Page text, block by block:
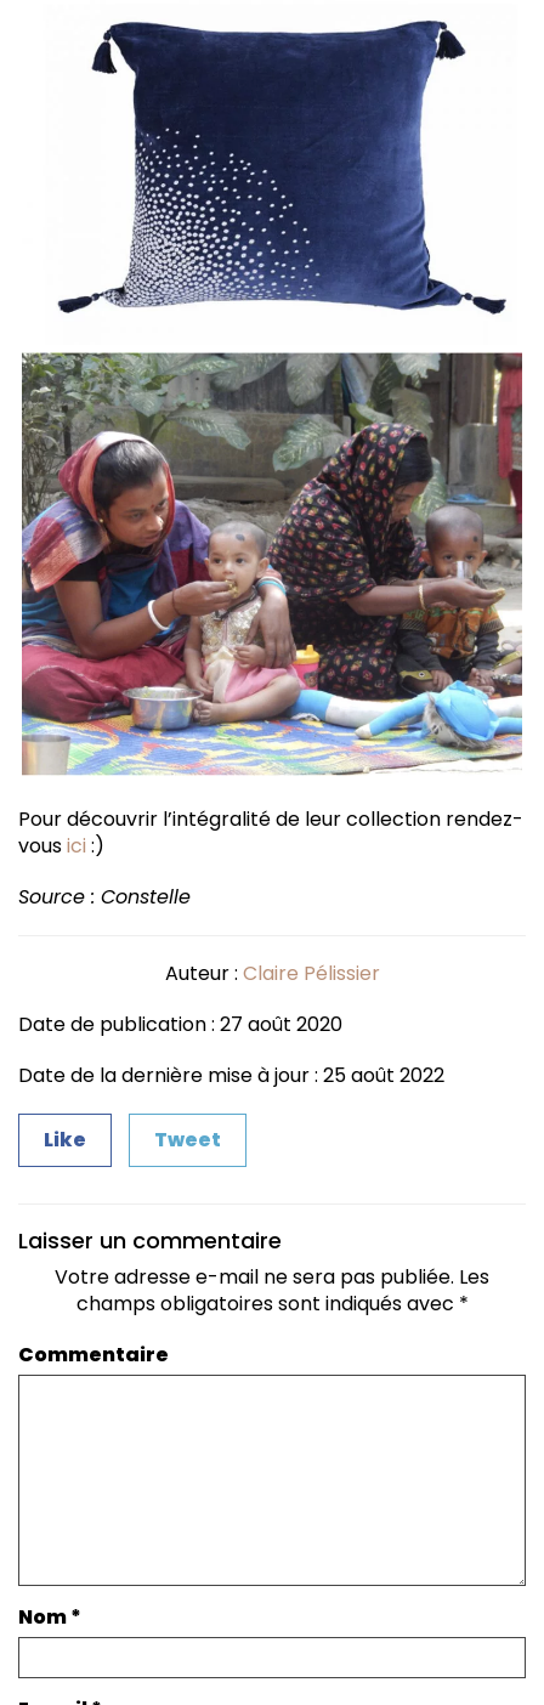
Pour découvrir l’intégralité de leur collection rendez-
vousici :)
Source : Constelle
Auteur : Claire Pélissier
Date de publication : 27 août 2020
Date de la dernière mise à jour : 25 août 2022
Like Tweet
Laisser un commentaire
Votre adresse e-mail ne sera pas publiée. Les
champs obligatoires sont indiqués avec *
Commentaire
Nom*